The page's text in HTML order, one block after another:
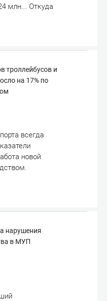
млн... Откуда
троллейбусов и
на 17% по
всегда
новой
нарушения
в МУП